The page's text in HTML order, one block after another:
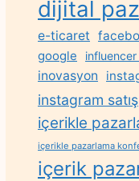
dijital
e-ticaret
google
inovasyon
instagram satış
içerikle
içerikle pazarlama
içerik